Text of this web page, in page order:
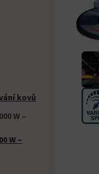
kovů
W –
W –